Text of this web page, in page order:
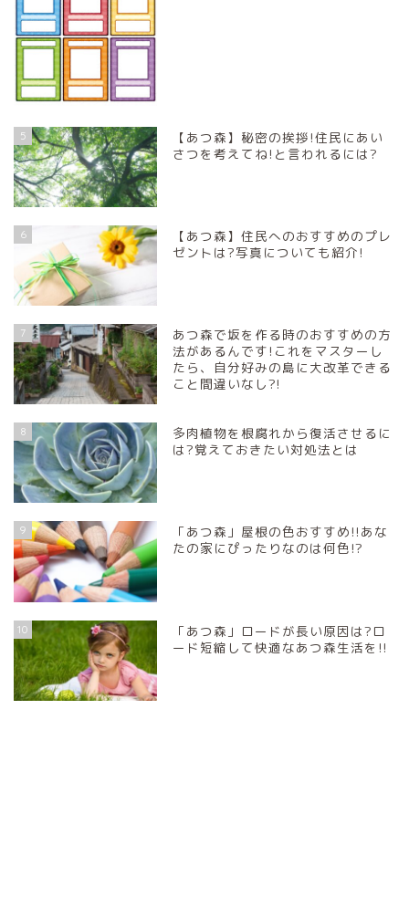
5
【あつ森】秘密の挨拶!住民にあい
さつを考えてね!と言われるには?
6
【あつ森】住民へのおすすめのプレ
ゼントは?写真についても紹介!
7
あつ森で坂を作る時のおすすめの方
法があるんです!これをマスターし
たら、自分好みの島に大改革できる
こと間違いなし?!
8
多肉植物を根腐れから復活させるに
は?覚えておきたい対処法とは
9
「あつ森」屋根の色おすすめ!!あな
たの家にぴったりなのは何色!?
10
「あつ森」ロードが長い原因は?ロ
ード短縮して快適なあつ森生活を!!